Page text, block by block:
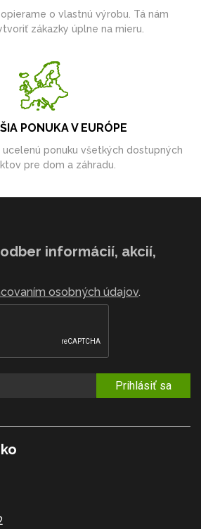
opierame o vlastnú výrobu. Tá nám
zákazky úplne na mieru.
PONUKA V EURÓPE
ponuku všetkých dostupných
pre dom a záhradu.
informácií, akcií,
osobných údajov.
Prihlásiť sa